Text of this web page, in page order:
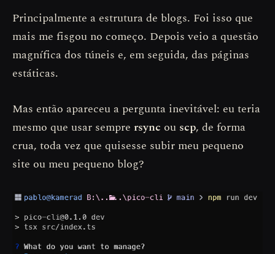
Principalmente a estrutura de blogs. Foi isso que
mais me fisgou no começo. Depois veio a questão
magnífica dos túneis e, em seguida, das páginas
estáticas.
Mas então apareceu a pergunta inevitável: eu teria
mesmo que usar sempre rsync ou scp, de forma
crua, toda vez que quisesse subir meu pequeno
site ou meu pequeno blog?